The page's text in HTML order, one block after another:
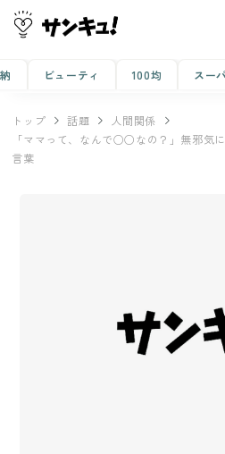
ビューティ 100均 スー
トップ 話題
人間関係
「ママって、なんで○○なの？」無邪気
言葉